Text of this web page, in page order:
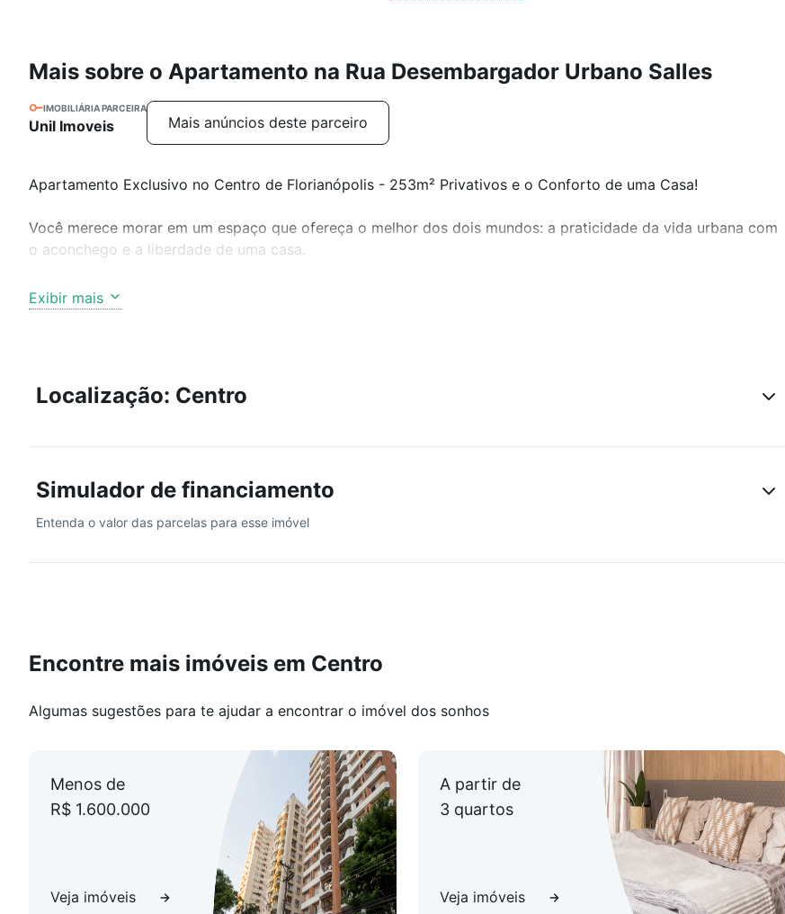
Mais sobre o Apartamento na Rua Desembargador Urbano Salles
IMOBILIÁRIA PARCEIRA
Unil Imoveis Mais anúncios deste parceiro
Apartamento Exclusivo no Centro de Florianópolis - 253m² Privativos e o Conforto de uma Casa!
Você merece morar em um espaço que ofereça o melhor dos dois mundos: a praticidade da vida urbana com
o aconchego e a liberdade de uma casa.
Este incrível apartamento é único no Centro de Florianópolis! Com impressionantes 253m² de área privativa,
ele proporciona ambientes amplos, bem distribuídos e com um terraço espaçoso e iluminado, perfeito para
* 3 dormitórios, sendo 1 suíte espaçosa;
* Sala de jantar elegante;
* 4 banheiros no total;
* Dependência completa de empregada com banheiro;
Infraestrutura do condomínio:
* Piscinas adulto e infantil;
* Academia completa;
* Bicicletário.
Na charmosa Rua Desembargador Urbano Salles, uma das mais tranquilas e desejadas do Centro de
Florianópolis. Próximo a tudo que facilita o dia a dia: supermercados, escolas, clínicas, restaurantes, farmácias
e serviços - com o sossego de um bairro residencial.
Exibir mais
Localização: Centro
Simulador de financiamento
Entenda o valor das parcelas para esse imóvel
Encontre mais imóveis em Centro
Algumas sugestões para te ajudar a encontrar o imóvel dos sonhos
Menos de
R$ 1.600.000
Veja imóveis
A partir de
3 quartos
Veja imóveis